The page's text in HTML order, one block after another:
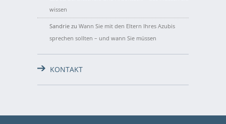
wissen
Sandrie zu Wann Sie mit den Eltern Ihres Azubis
sprechen sollten – und wann Sie müssen
KONTAKT